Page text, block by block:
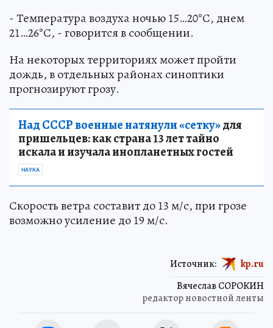
- Температура воздуха ночью 15…20°С, днем
21…26°С, - говорится в сообщении.
На некоторых территориях может пройти
дождь, в отдельных районах синоптики
прогнозируют грозу.
Над СССР военные натянули «сетку»для
пришельцев: как страна 13 лет тайно
искала и изучала инопланетных гостей
НАУКА
Скорость ветра составит до 13 м/с, при грозе
возможно усиление до 19 м/с.
Вячеслав СОРОКИН
редактор новостной ленты
Источник: kp.ru